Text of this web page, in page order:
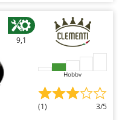
9,1
Hobby
(1) 3/5